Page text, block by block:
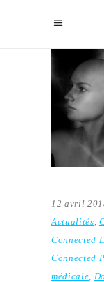
12 avril
Actualités
Connected
Connected
médicale